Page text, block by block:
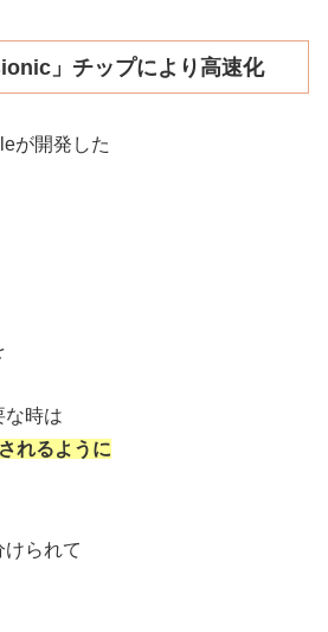
」チップにより高速化
が開発した
な時は
れるように
けられて